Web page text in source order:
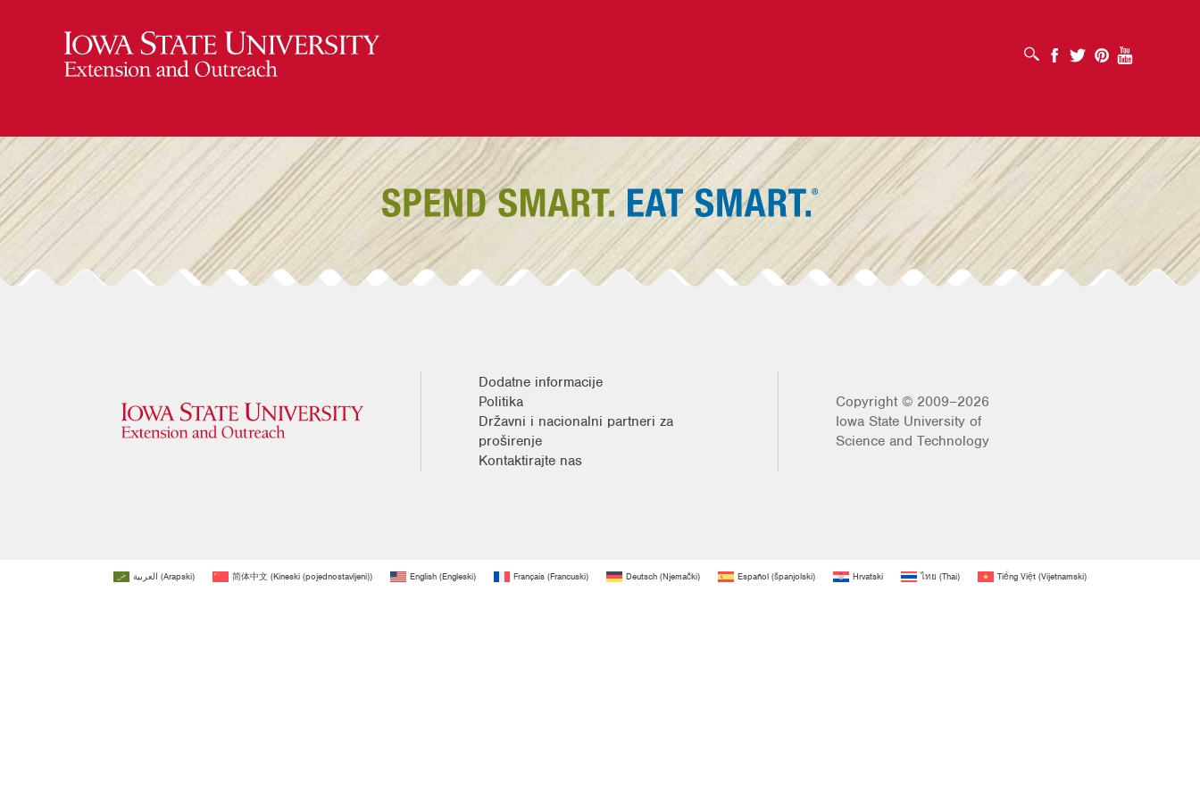
OTVORI OKVIR ZA PRETRAŽIVANJE
Facebook
Twitter PinterestYoutube
Dodatne informacije
Politika
Državni i nacionalni partneri za
proširenje
Kontaktirajte nas
Copyright © 2009–2026
Iowa State University of
Science and Technology
العربية (Arapski) 简体中文 (Kineski (pojednostavljeni)) English (Engleski) Français (Francuski) Deutsch (Njemački) Español (španjolski) Hrvatski ไทย (Thai) Tiếng Việt (Vijetnamski)